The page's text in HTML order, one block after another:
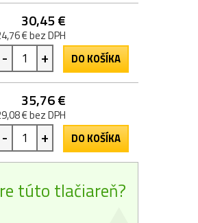
30,45 €
€ bez DPH
- + DO KOŠÍKA
35,76 €
€ bez DPH
- + DO KOŠÍKA
túto tlačiareň?